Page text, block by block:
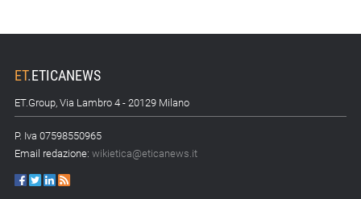
Gramegna (ERG): «Valutare gli impatti ESG degli
investimenti»
14.07.26 - 11:00
Tornano le Settimane SRI: oltre 20 appuntamenti
14.07.26 - 10:00
Mcc colloca social bond da 500 mln
ET.ETICANEWS
ET.Group, Via Lambro 4 - 20129 Milano
P. Iva 07598550965
Email redazione: wikietica@eticanews.it